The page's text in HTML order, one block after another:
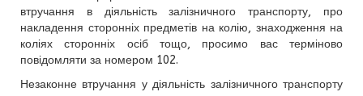
втручання в діяльність залізничного транспорту, про
накладення сторонніх предметів на колію, знаходження на
коліях сторонніх осіб тощо, просимо вас терміново
повідомляти за номером 102.
Незаконне втручання у діяльність залізничного транспорту